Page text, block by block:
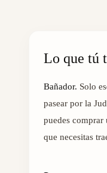
Lo que tú
Bañador. Solo
pasear por la
puedes comprar
que necesitas